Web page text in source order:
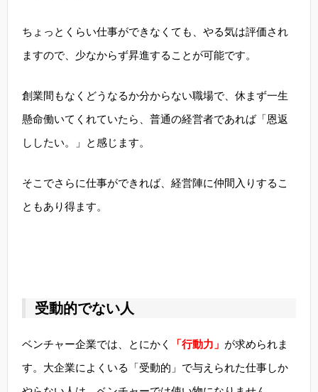
ちょっとくらい仕事ができなくても、やる気は評価され
ますので、少なからず昇進することが可能です。
創業間もなくどうなるか分からない職場で、休まず一生
懸命働いてくれていたら、普通の経営者であれば「恩返
ししたい。」と感じます。
そこでさらに仕事ができれば、経営陣に仲間入りするこ
ともあり得ます。
受動的でない人
ベンチャー企業では、とにかく 「行動力」 が求められま
す。大企業によくいる「受動的」で与えられた仕事しか